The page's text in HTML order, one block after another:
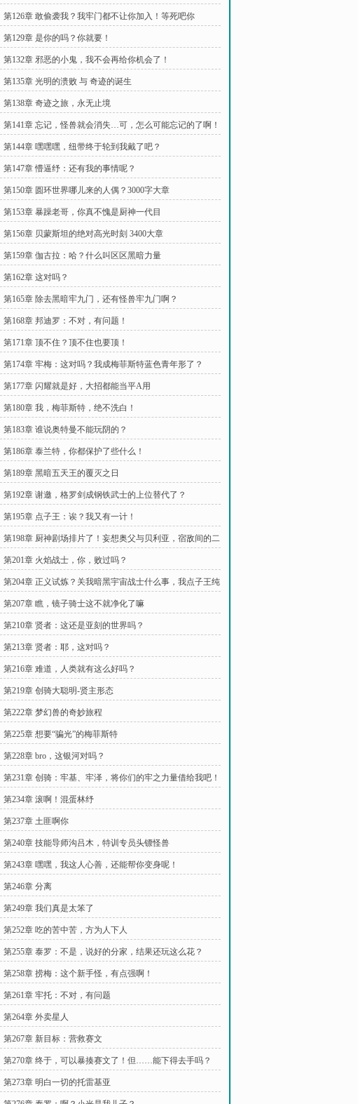
第126章 敢偷袭我？我牢门都不让你加入！等死吧你
第129章 是你的吗？你就要！
第132章 邪恶的小鬼，我不会再给你机会了！
第135章 光明的溃败 与 奇迹的诞生
第138章 奇迹之旅，永无止境
第141章 忘记，怪兽就会消失…可，怎么可能忘记的了啊！
第144章 嘿嘿嘿，纽带终于轮到我戴了吧？
第147章 懵逼纾：还有我的事情呢？
第150章 圆环世界哪儿来的人偶？3000字大章
第153章 暴躁老哥，你真不愧是厨神一代目
第156章 贝蒙斯坦的绝对高光时刻 3400大章
第159章 伽古拉：哈？什么叫区区黑暗力量
第162章 这对吗？
第165章 除去黑暗牢九门，还有怪兽牢九门啊？
第168章 邦迪罗：不对，有问题！
第171章 顶不住？顶不住也要顶！
第174章 牢梅：这对吗？我成梅菲斯特蓝色青年形了？
第177章 闪耀就是好，大招都能当平A用
第180章 我，梅菲斯特，绝不洗白！
第183章 谁说奥特曼不能玩阴的？
第186章 泰兰特，你都保护了些什么！
第189章 黑暗五天王的覆灭之日
第192章 谢邀，格罗剑成钢铁武士的上位替代了？
第195章 点子王：诶？我又有一计！
第198章 厨神剧场排片了！妄想奥父与贝利亚，宿敌间的二
番战
第201章 火焰战士，你，败过吗？
第204章 正义试炼？关我暗黑宇宙战士什么事，我点子王纯
坏胚
第207章 瞧，镜子骑士这不就净化了嘛
第210章 贤者：这还是亚刻的世界吗？
第213章 贤者：耶，这对吗？
第216章 难道，人类就有这么好吗？
第219章 创骑大聪明-贤主形态
第222章 梦幻兽的奇妙旅程
第225章 想要“骗光”的梅菲斯特
第228章 bro，这银河对吗？
第231章 创骑：牢基、牢泽，将你们的牢之力量借给我吧！
第234章 滚啊！混蛋林纾
第237章 土匪啊你
第240章 技能导师沟吕木，特训专员头镖怪兽
第243章 嘿嘿，我这人心善，还能帮你变身呢！
第246章 分离
第249章 我们真是太笨了
第252章 吃的苦中苦，方为人下人
第255章 泰罗：不是，说好的分家，结果还玩这么花？
第258章 捞梅：这个新手怪，有点强啊！
第261章 牢托：不对，有问题
第264章 外卖星人
第267章 新目标：营救赛文
第270章 终于，可以暴揍赛文了！但……能下得去手吗？
第273章 明白一切的托雷基亚